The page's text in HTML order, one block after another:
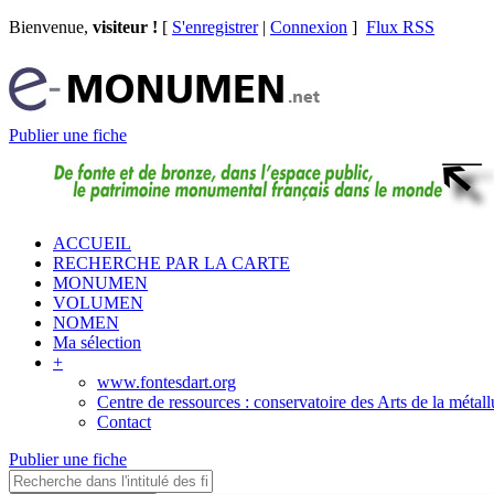
Bienvenue, visiteur ! [ S'enregistrer| Connexion ] Flux RSS
Publier une fiche
ACCUEIL
RECHERCHE PAR LA CARTE
MONUMEN
VOLUMEN
NOMEN
Ma sélection
+
www.fontesdart.org
Centre de ressources : conservatoire des Arts de la
Contact
Publier une fiche